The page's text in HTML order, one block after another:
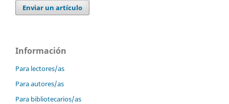
Enviar un artículo
Información
Para lectores/as
Para autores/as
Para bibliotecarios/as